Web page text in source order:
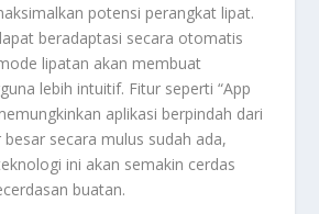
potensi perangkat lipat.
beradaptasi secara otomatis
lipatan akan membuat
lebih intuitif. Fitur seperti “App
aplikasi berpindah dari
besar secara mulus sudah ada,
ini akan semakin cerdas
buatan.